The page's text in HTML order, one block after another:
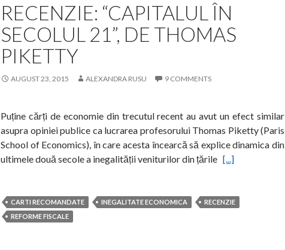
RECENZIE: “CAPITALUL ÎN
SECOLUL 21”, DE THOMAS
PIKETTY
AUGUST 23, 2015 ALEXANDRA RUSU 9 COMMENTS
Puține cărți de economie din trecutul recent au avut un efect similar
asupra opiniei publice ca lucrarea profesorului Thomas Piketty (Paris
School of Economics), în care acesta încearcă să explice dinamica din
ultimele două secole a inegalității veniturilor din țările [...]
CARTI RECOMANDATE INEGALITATE ECONOMICA
RECENZIE
REFORME FISCALE